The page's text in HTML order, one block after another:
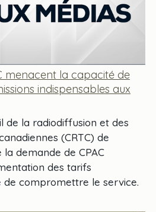
menacent la capacité de
indispensables aux
de la radiodiffusion et des
(CRTC) de
demande de CPAC
des tarifs
de compromettre le service.